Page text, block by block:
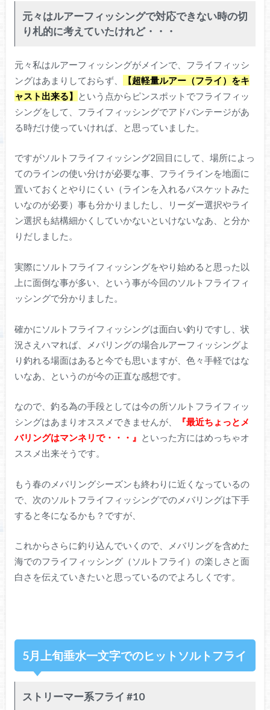
元々はルアーフィッシングで対応できない時の切
り札的に考えていたけれど・・・
元々私はルアーフィッシングがメインで、フライフィッシ
ングはあまりしておらず、
【超軽量ルアー（フライ）をキ
ャスト出来る】
という点からピンスポットでフライフィッ
シングをして、フライフィッシングでアドバンテージがあ
る時だけ使っていければ、と思っていました。
ですがソルトフライフィッシング2回目にして、場所によっ
てのラインの使い分けが必要な事、フライラインを地面に
置いておくとやりにくい（ラインを入れるバスケットみた
いなのが必要）事も分かりましたし、リーダー選択やライ
ン選択も結構細かくしていかないといけないなあ、と分か
りだしました。
実際にソルトフライフィッシングをやり始めると思った以
上に面倒な事が多い、という事が今回のソルトフライフィ
ッシングで分かりました。
確かにソルトフライフィッシングは面白い釣りですし、状
況さえハマれば、メバリングの場合ルアーフィッシングよ
り釣れる場面はあると今でも思いますが、色々手軽ではな
いなあ、というのが今の正直な感想です。
なので、釣る為の手段としては今の所ソルトフライフィッ
シングはあまりオススメできませんが、
『最近ちょっとメ
バリングはマンネリで・・・』 といった方にはめっちゃオ
ススメ出来そうです。
もう春のメバリングシーズンも終わりに近くなっているの
で、次のソルトフライフィッシングでのメバリングは下手
すると冬になるかも？ですが、
これからさらに釣り込んでいくので、メバリングを含めた
海でのフライフィッシング（ソルトフライ）の楽しさと面
白さを伝えていきたいと思っているのでよろしくです。
5月上旬垂水一文字でのヒットソルトフライ
ストリーマー系フライ #10